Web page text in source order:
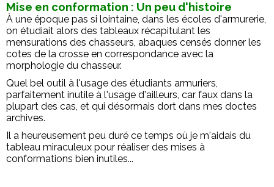
Mise en conformation : Un peu d'histoire
À une époque pas si lointaine, dans les écoles d'armurerie,
on étudiait alors des tableaux récapitulant les
mensurations des chasseurs, abaques censés donner les
cotes de la crosse en correspondance avec la
morphologie du chasseur.
Quel bel outil à l'usage des étudiants armuriers,
parfaitement inutile à l'usage d'ailleurs, car faux dans la
plupart des cas, et qui désormais dort dans mes doctes
archives.
Il a heureusement peu duré ce temps où je m'aidais du
tableau miraculeux pour réaliser des mises à
conformations bien inutiles...